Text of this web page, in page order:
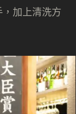
加上清洗方